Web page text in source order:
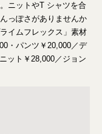
ニットやT シャツを合
っぽさがありませんか
イムフレックス」素材
・パンツ￥20,000／デ
ット￥28,000／ジョン